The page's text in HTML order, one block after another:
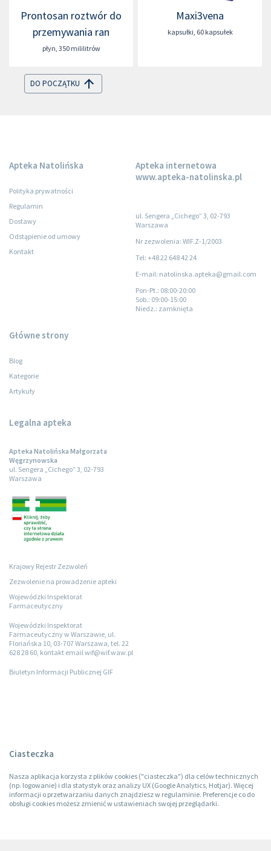
Prontosan roztwór do
przemywania ran
płyn, 350 mililitrów
Maxi3vena
kapsułki, 60 kapsułek
DO POCZĄTKU
Apteka Natolińska
Polityka prywatności
Regulamin
Dostawy
Odstąpienie od umowy
Kontakt
Apteka internetowa
www.apteka-natolinska.pl
ul. Sengera „Cichego” 3, 02-793
Warszawa
Nr zezwolenia: WIF.Z-1/2003
Tel: +48 22 648 42 24
E-mail: natolinska.apteka@gmail.com
Pon-Pt.: 08:00-20:00
Sob.: 09:00-15:00
Niedz.: zamknięta
Główne strony
Blog
Kategorie
Artykuły
Legalna apteka
Apteka Natolińska Małgorzata
Węgrzynowska
ul. Sengera „Cichego” 3, 02-793
Warszawa
Krajowy Rejestr Zezwoleń
Zezwolenie na prowadzenie apteki
Wojewódzki Inspektorat
Farmaceutyczny
Wojewódzki Inspektorat
Farmaceutyczny w Warszawie, ul.
Floriańska 10, 03-707 Warszawa, tel. 22
628 28 60, kontakt email wif@wif.waw.pl
Biuletyn Informacji Publicznej GIF
Ciasteczka
Nasza aplikacja korzysta z plików cookies ("ciasteczka") dla celów technicznych
(np. logowanie) i dla statystyk oraz analizy UX (Google Analytics, Hotjar). Więcej
informacji o przetwarzaniu danych znajdziesz w regulaminie. Preferencje co do
obsługi cookies możesz zmienić w ustawieniach swojej przeglądarki.